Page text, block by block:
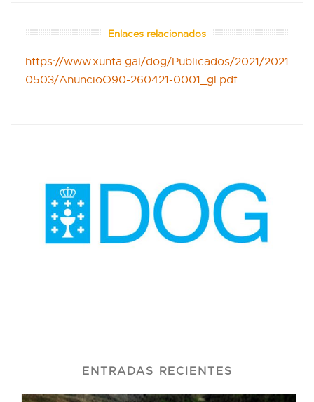
Enlaces relacionados
https://www.xunta.gal/dog/Publicados/2021/2021
0503/AnuncioO90-260421-0001_gl.pdf
ENTRADAS RECIENTES